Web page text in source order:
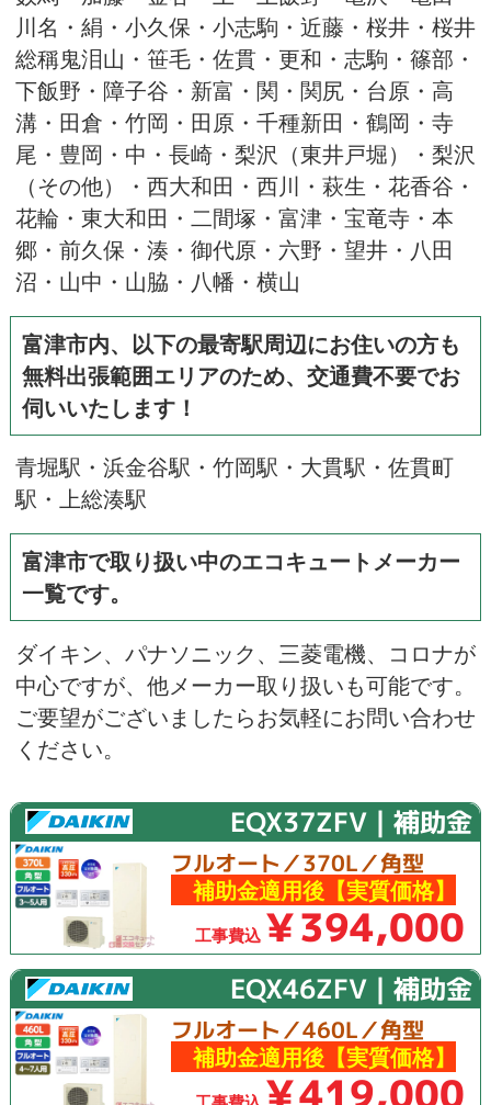
川名・絹・小久保・小志駒・近藤・桜井・桜井
総稱鬼泪山・笹毛・佐貫・更和・志駒・篠部・
下飯野・障子谷・新富・関・関尻・台原・高
溝・田倉・竹岡・田原・千種新田・鶴岡・寺
尾・豊岡・中・長崎・梨沢（東井戸堀）・梨沢
（その他）・西大和田・西川・萩生・花香谷・
花輪・東大和田・二間塚・富津・宝竜寺・本
郷・前久保・湊・御代原・六野・望井・八田
沼・山中・山脇・八幡・横山
富津市内、以下の最寄駅周辺にお住いの方も
無料出張範囲エリアのため、交通費不要でお
伺いいたします！
青堀駅・浜金谷駅・竹岡駅・大貫駅・佐貫町
駅・上総湊駅
富津市で取り扱い中のエコキュートメーカー
一覧です。
ダイキン、 パナソニック、 三菱電機、 コロナが
中心ですが、他メーカー取り扱いも可能です。
ご要望がございましたらお気軽にお問い合わせ
ください。
EQX37ZFV｜補助金
フルオート／370L／角型
補助金適用後【実質価格】
工事費込 ￥394,000
EQX46ZFV｜補助金
フルオート／460L／角型
補助金適用後【実質価格】
￥419,000